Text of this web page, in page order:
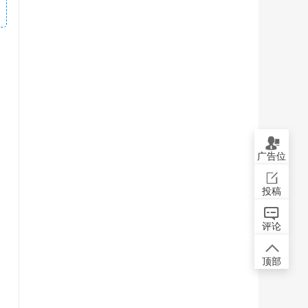
广告位
投稿
评论
顶部